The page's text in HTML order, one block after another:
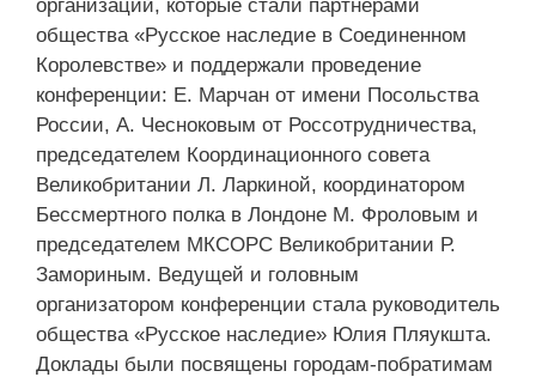
организаций, которые стали партнерами
общества «Русское наследие в Соединенном
Королевстве» и поддержали проведение
конференции: Е. Марчан от имени Посольства
России, А. Чесноковым от Россотрудничества,
председателем Координационного совета
Великобритании Л. Ларкиной, координатором
Бессмертного полка в Лондоне М. Фроловым и
председателем МКСОРС Великобритании Р.
Замориным. Ведущей и головным
организатором конференции стала руководитель
общества «Русское наследие» Юлия Пляукшта.
Доклады были посвящены городам-побратимам